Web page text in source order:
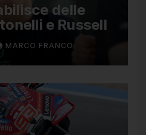
delle
e Russell
MARCO FRANCO